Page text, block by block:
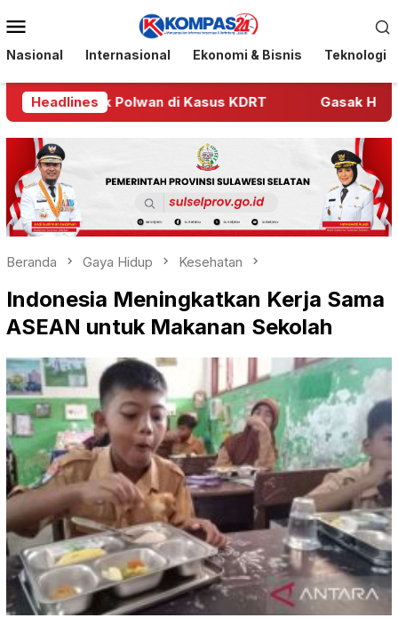
ke
kontenMobile
Nasional Internasional Ekonomi & Bisnis Teknologi
Headlines
Polwan di Kasus KDRT Gasak HP Berujung
Beranda Gaya Hidup Kesehatan
Indonesia Meningkatkan Kerja Sama
ASEAN untuk Makanan Sekolah